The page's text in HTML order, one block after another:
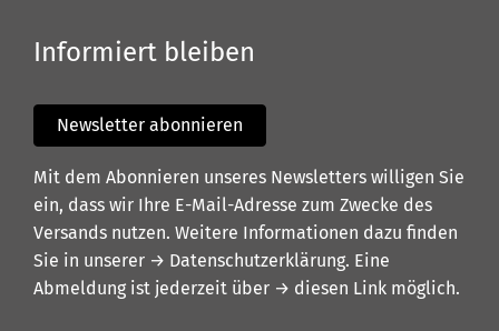
Informiert bleiben
Newsletter abonnieren
Mit dem Abonnieren unseres Newsletters willigen Sie
ein, dass wir Ihre E-Mail-Adresse zum Zwecke des
Versands nutzen. Weitere Informationen dazu finden
Sie in unserer → Datenschutzerklärung. Eine
Abmeldung ist jederzeit über → diesen Link möglich.